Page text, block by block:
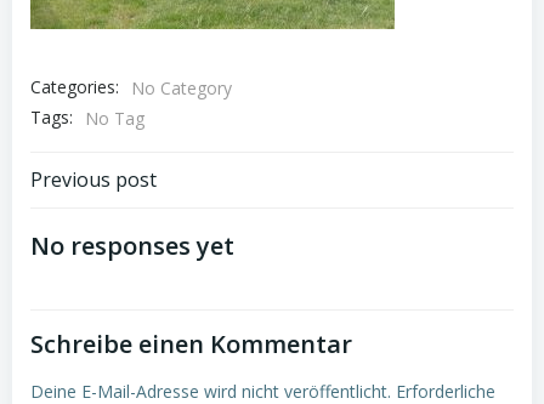
Categories:
No Category
Tags:
No Tag
Beitragsnavigation
Previous post
No responses yet
Schreibe einen Kommentar
Deine E-Mail-Adresse wird nicht veröffentlicht. Erforderliche